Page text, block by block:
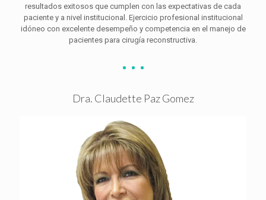
resultados exitosos que cumplen con las expectativas de cada
paciente y a nivel institucional. Ejercicio profesional institucional
idóneo con excelente desempeño y competencia en el manejo de
pacientes para cirugía reconstructiva.
Dra. Claudette Paz Gomez